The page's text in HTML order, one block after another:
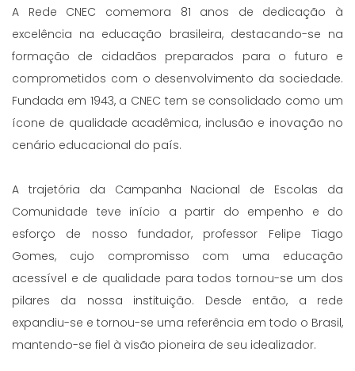
A Rede CNEC comemora 81 anos de dedicação à
excelência na educação brasileira, destacando-se na
formação de cidadãos preparados para o futuro e
comprometidos com o desenvolvimento da sociedade.
Fundada em 1943, a CNEC tem se consolidado como um
ícone de qualidade acadêmica, inclusão e inovação no
cenário educacional do país.
A trajetória da Campanha Nacional de Escolas da
Comunidade teve início a partir do empenho e do
esforço de nosso fundador, professor Felipe Tiago
Gomes, cujo compromisso com uma educação
acessível e de qualidade para todos tornou-se um dos
pilares da nossa instituição. Desde então, a rede
expandiu-se e tornou-se uma referência em todo o Brasil,
mantendo-se fiel à visão pioneira de seu idealizador.